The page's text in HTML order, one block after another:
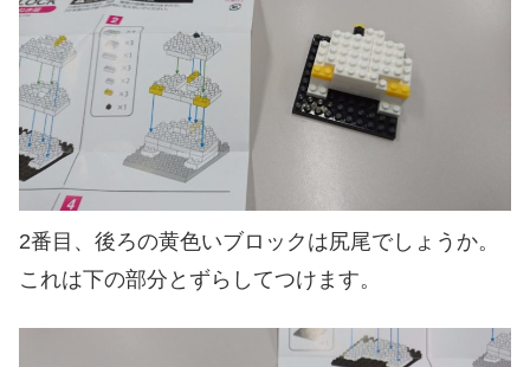
2番目、後ろの黄色いブロックは尻尾でしょうか。
これは下の部分とずらしてつけます。